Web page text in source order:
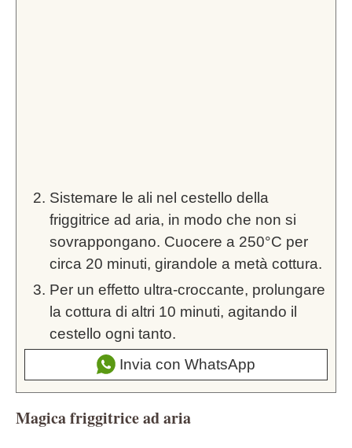
Sistemare le ali nel cestello della
friggitrice ad aria, in modo che non si
sovrappongano. Cuocere a 250°C per
circa 20 minuti, girandole a metà cottura.
Per un effetto ultra-croccante, prolungare
la cottura di altri 10 minuti, agitando il
cestello ogni tanto.
Invia con WhatsApp
Magica friggitrice ad aria